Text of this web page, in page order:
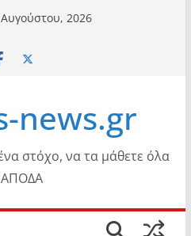
2026
news.gr
στόχο, να τα μάθετε όλα